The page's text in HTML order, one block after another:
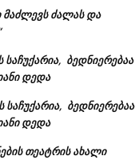
მაძლევს ძალას და
საჩუქარია, ბედნიერებაა
დედა
საჩუქარია, ბედნიერებაა
დედა
თეატრის ახალი